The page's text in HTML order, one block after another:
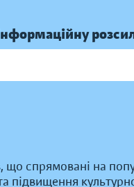
що спрямовані на
підвищення